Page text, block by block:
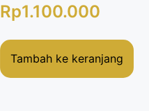
Rp1.100.000
Tambah ke keranjang